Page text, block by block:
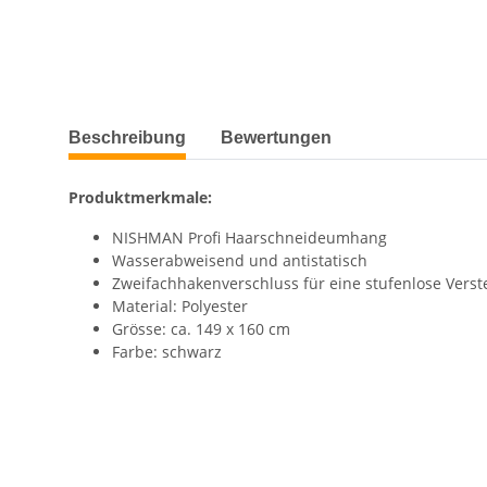
Beschreibung Bewertungen
Produktmerkmale:
NISHMAN Profi Haarschneideumhang
Wasserabweisend und antistatisch
Zweifachhakenverschluss für eine stufenlose
Material: Polyester
Grösse: ca. 149 x 160 cm
Farbe: schwarz